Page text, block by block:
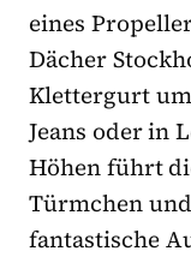
eines
Dächer
Klettergurt
Jeans oder in
Höhen führt
Türmchen
fantastische